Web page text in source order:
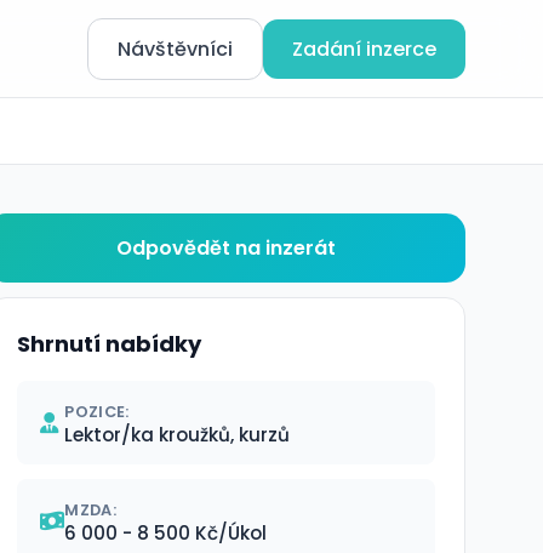
Návštěvníci Zadání inzerce
Odpovědět na inzerát
Shrnutí nabídky
POZICE:
Lektor/ka kroužků, kurzů
MZDA:
6 000 - 8 500 Kč/Úkol